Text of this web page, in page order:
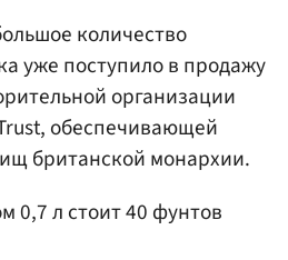
количество
уже поступило в продажу
организации
обеспечивающей
британской монархии.
0,7 л стоит 40 фунтов